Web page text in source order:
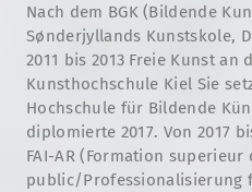
Nach dem BGK (Bildende
Sønderjyllands Kunstskole,
2011 bis 2013 Freie Kunst an
Kunsthochschule Kiel Sie
Hochschule für Bildende
diplomierte 2017. Von 2017
FAI-AR (Formation superieur
public/Professionalisierung